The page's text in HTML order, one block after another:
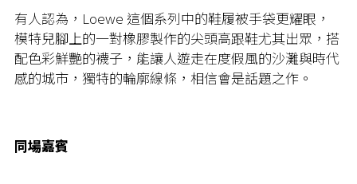
有人認為，Loewe 這個系列中的鞋履被手袋更耀眼，
模特兒腳上的一對橡膠製作的尖頭高跟鞋尤其出眾，搭
配色彩鮮艷的襪子，能讓人遊走在度假風的沙灘與時代
感的城市，獨特的輪廓線條，相信會是話題之作。
同場嘉賓